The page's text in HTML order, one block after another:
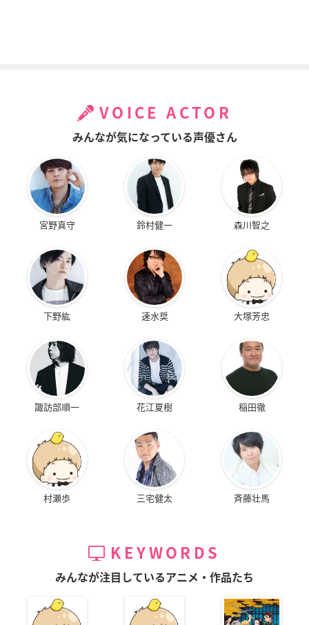
VOICE ACTOR
みんなが気になっている声優さん
宮野真守 鈴村健一 森川智之
下野紘 速水奨 大塚芳忠
諏訪部順一 花江夏樹 稲田徹
村瀬歩 三宅健太 斉藤壮馬
KEYWORDS
みんなが注目しているアニメ・作品たち